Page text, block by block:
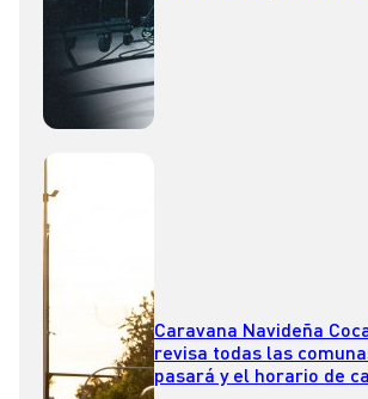
Caravana Navideña
revisa todas las
pasará y el horario de